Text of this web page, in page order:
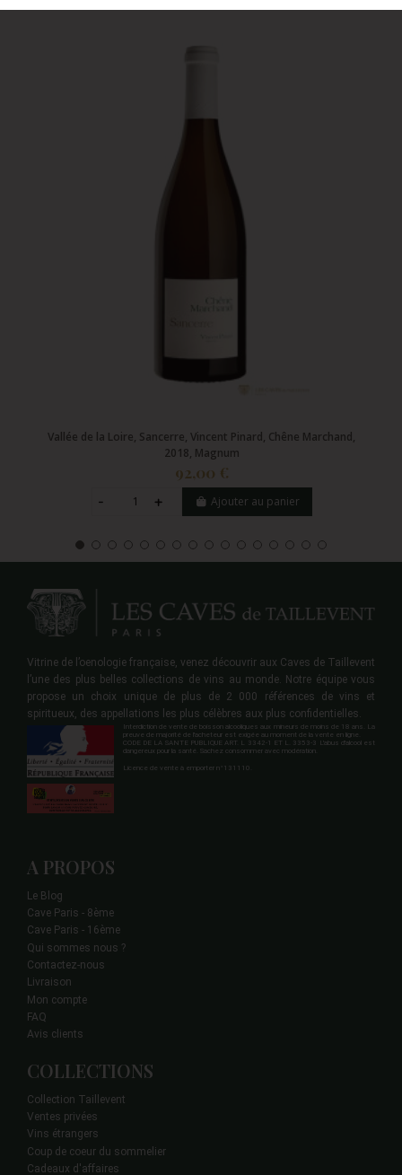
Vallée de la Loire, Sancerre, Vincent Pinard, Chêne Marchand,
2018, Magnum
92,00 €
Ajouter au panier
Vitrine de l’oenologie française, venez découvrir aux Caves de Taillevent
l’une des plus belles collections de vins au monde. Notre équipe vous
propose un choix unique de plus de 2 000 références de vins et
spiritueux, des appellations les plus célèbres aux plus confidentielles.
Interdiction de vente de boisson alcooliques aux mineurs de moins de 18 ans. La
preuve de majorité de l'acheteur est exigée au moment de la vente en ligne.
CODE DE LA SANTE PUBLIQUE ART. L 3342-1 ET L. 3353-3 L'abus d'alcool est
dangereux pour la santé. Sachez consommer avec modération.
Licence de vente à emporter n°131110.
A PROPOS
Le Blog
Cave Paris - 8ème
Cave Paris - 16ème
Qui sommes nous ?
Contactez-nous
Livraison
Mon compte
FAQ
Avis clients
COLLECTIONS
Collection Taillevent
Ventes privées
Vins étrangers
Coup de coeur du sommelier
Cadeaux d'affaires